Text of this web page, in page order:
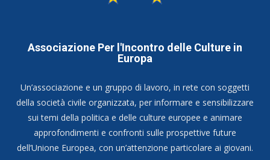
Associazione Per l'Incontro delle Culture in
Europa
Un’associazione e un gruppo di lavoro, in rete con soggetti
della società civile organizzata, per informare e sensibilizzare
sui temi della politica e delle culture europee e animare
approfondimenti e confronti sulle prospettive future
dell’Unione Europea, con un’attenzione particolare ai giovani.